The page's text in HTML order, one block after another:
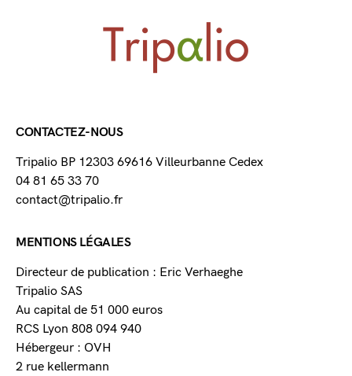
CONTACTEZ-NOUS
Tripalio BP 12303 69616 Villeurbanne Cedex
04 81 65 33 70
contact@tripalio.fr
MENTIONS LÉGALES
Directeur de publication : Eric Verhaeghe
Tripalio SAS
Au capital de 51 000 euros
RCS Lyon 808 094 940
Hébergeur : OVH
2 rue kellermann